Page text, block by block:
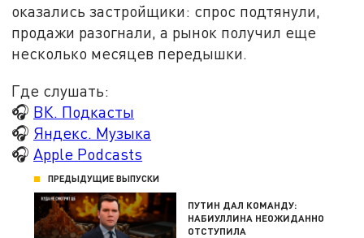
оказались застройщики: спрос подтянули,
продажи разогнали, а рынок получил еще
несколько месяцев передышки.
Где слушать:
🎧 ВК. Подкасты
🎧 Яндекс. Музыка
🎧 Apple Podcasts
ПРЕДЫДУЩИЕ ВЫПУСКИ
ПУТИН ДАЛ КОМАНДУ:
НАБИУЛЛИНА НЕОЖИДАННО
ОТСТУПИЛА